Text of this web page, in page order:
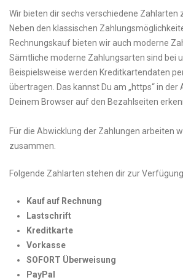
Wir bieten dir sechs verschiedene Zahlarten
Neben den klassischen
Rechnungskauf bieten wir auch moderne
Sämtliche moderne Zahlungsarten sind bei
Beispielsweise werden Kreditkartendaten
übertragen. Das kannst Du am „https“ in der
Deinem Browser auf den Bezahlseiten
Für die Abwicklung der Zahlungen arbeiten
zusammen.
Folgende Zahlarten stehen dir zur Verfügung
Kauf auf Rechnung
Lastschrift
Kreditkarte
Vorkasse
SOFORT Überweisung
PayPal